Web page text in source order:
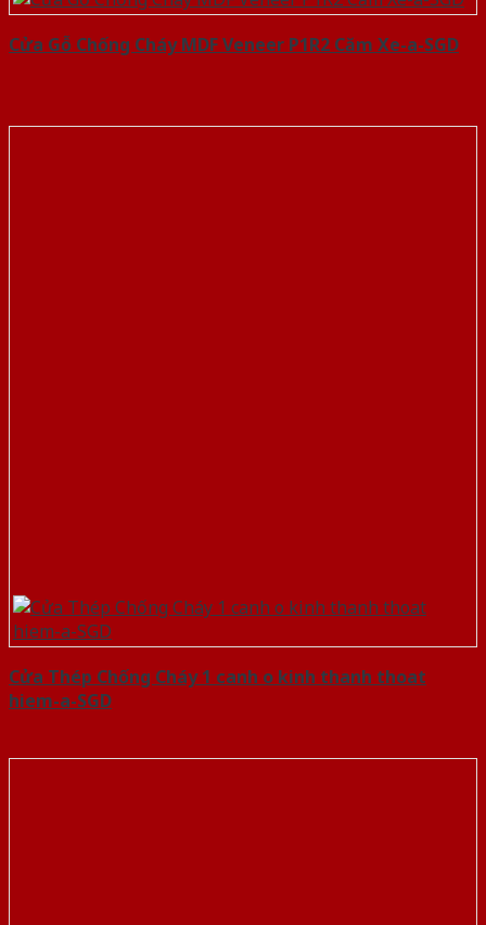
Cửa Gỗ Chống Cháy MDF Veneer P1R2 Căm Xe-a-SGD
Cửa Thép Chống Cháy 1 canh o kinh thanh thoat
hiem-a-SGD